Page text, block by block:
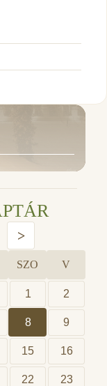
>
SZO V
1 2
8 9
15 16
22 23